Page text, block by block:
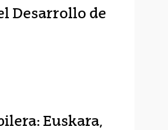
Desarrollo de
Euskara,